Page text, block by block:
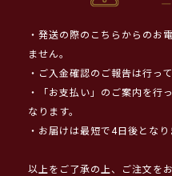
・発送の際のこちらからのお
ません。
・ご入金確認のご報告は行っ
・「お支払い」のご案内を行
なります。
・お届けは最短で4日後となり
以上をご了承の上、ご注文を